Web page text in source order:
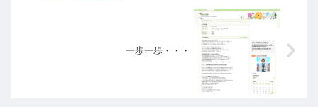
一歩一歩・・・